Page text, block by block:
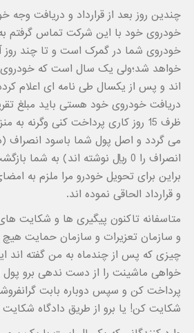
چندین روز بعد از قرارداد و دریافت وجه
خودروی خود با این شرکت تماس گرفتم
خودروی شما در گمرک است و تا چند روز
خواهد شد؛ولی یک سال است که خودروی
اند و پس از یکسال طی نامه ای اعلام
ظرف 15 روز کاری پرداخت کنی وگرنه
می گردد و اصل پول شما باسود انصراف
انصراف را 0 ریال نوشته اند) به
براین برای تحویل خودرو مرا ملزم به
و قرارداد الحاقی نموده اند.
متاسفانه تاکنون پیگیری ها و شکایت
و سازمان تعزیرات و سازمان حمایت هیچ
چیزی که پس از چندماه به من گفته اند
خواهی ماشینت را از دست ندهی برو پول
پرداخت کن و سپس دوباره بابت
شکایت کن! یا برو از طریق دادگاه